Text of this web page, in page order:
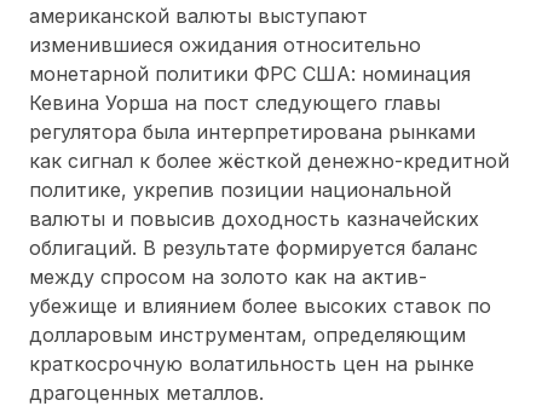
американской валюты выступают
изменившиеся ожидания относительно
монетарной политики ФРС США: номинация
Кевина Уорша на пост следующего главы
регулятора была интерпретирована рынками
как сигнал к более жёсткой денежно-кредитной
политике, укрепив позиции национальной
валюты и повысив доходность казначейских
облигаций. В результате формируется баланс
между спросом на золото как на актив-
убежище и влиянием более высоких ставок по
долларовым инструментам, определяющим
краткосрочную волатильность цен на рынке
драгоценных металлов.